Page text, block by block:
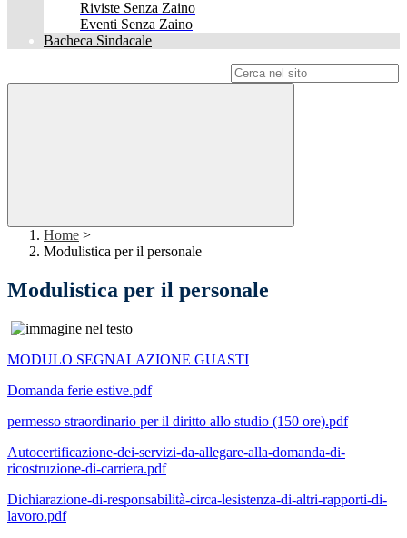
Riviste Senza Zaino
Eventi Senza Zaino
Bacheca Sindacale
Home >
Modulistica per il personale
Modulistica per il personale
MODULO SEGNALAZIONE GUASTI
Domanda ferie estive.pdf
permesso straordinario per il diritto allo studio (150 ore).pdf
Autocertificazione-dei-servizi-da-allegare-alla-domanda-di-
ricostruzione-di-carriera.pdf
Dichiarazione-di-responsabilità-circa-lesistenza-di-altri-rapporti-di-
lavoro.pdf